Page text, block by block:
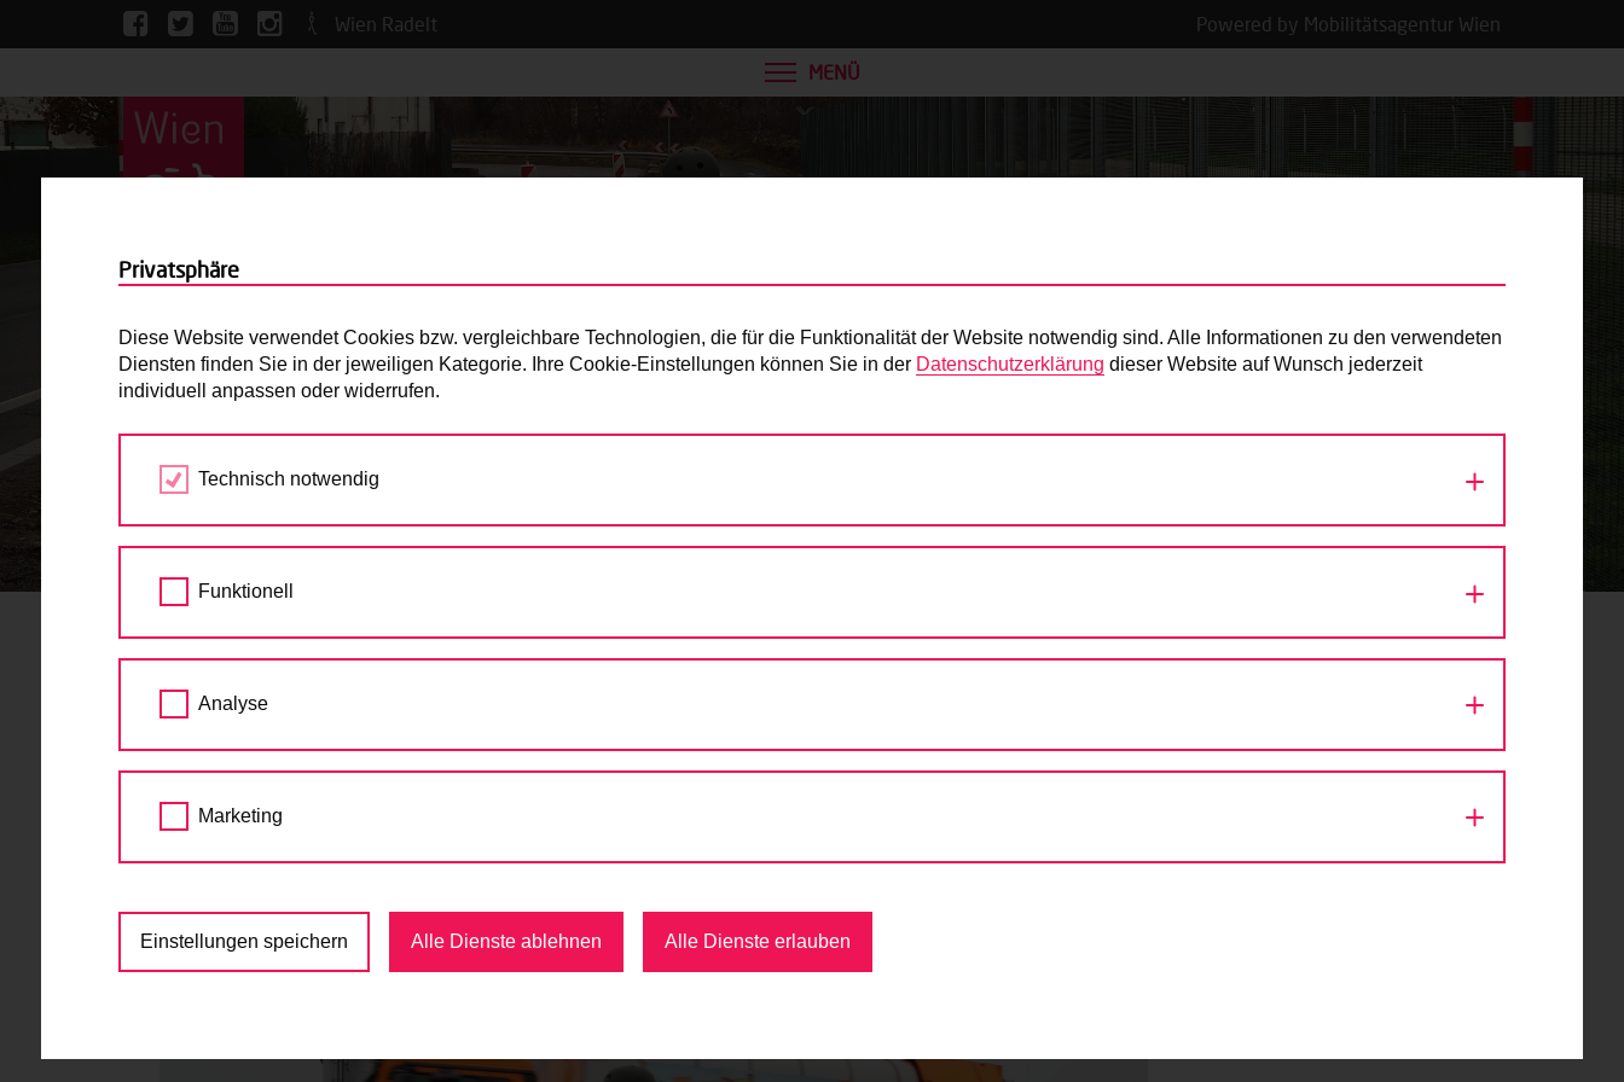
Wien Radelt Powered by Mobilitätsagentur Wien
MENÜ
Presse
STARTSEITE AKTUELLES EUROVELO 6: RADWEG IN DER LOBGRUNDSTRASSE FERTIG
EuroVelo 6: Radweg in der Lobgrundstraße fertig
vorbeigekommen. Hier in der Lobgrundstraße herrscht an Werktagen reger LKW-Verkehr, schließlich befindet sich
LKW nicht mehr die Straße teilen müssen.
Privatsphäre
Diese Website verwendet Cookies bzw. vergleichbare Technologien, die für die Funktionalität der Website notwendig sind. Alle Informationen zu den verwendeten
Diensten finden Sie in der jeweiligen Kategorie. Ihre Cookie-Einstellungen können Sie in der Datenschutzerklärung dieser Website auf Wunsch jederzeit
individuell anpassen oder widerrufen.
Technisch notwendig
Funktionell
Analyse
Marketing
Einstellungen speichern Alle Dienste ablehnen Alle Dienste erlauben